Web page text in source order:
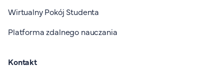
Wirtualny Pokój Studenta
Platforma zdalnego nauczania
Kontakt